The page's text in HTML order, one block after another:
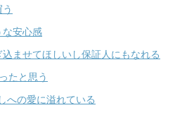
な安心感
ませてほしいし保証人にもなれる
たと思う
への愛に溢れている